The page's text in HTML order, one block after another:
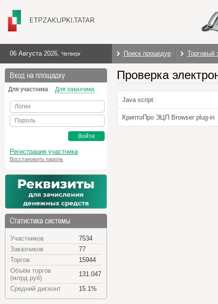
06 Августа 2026, Четверг Поиск процедур Торговый
Вход на площадку
Для участника Для заказчика
Логин
Пароль
Войти
Регистрация участника
Восстановить пароль
Статистика системы
Участников
7534
Заказчиков
77
Торгов
15944
Объём торгов
(млрд.руб)
131.047
Средний дисконт
15.1%
Проверка
Java script
КриптоПро ЭЦП Browser plug-in